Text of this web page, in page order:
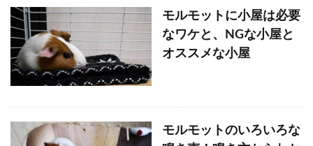
モルモットに小屋は必要
なワケと、NGな小屋と
オススメな小屋
モルモットのいろいろな